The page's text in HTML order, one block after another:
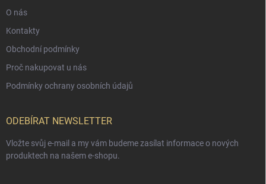
O nás
Kontakty
Obchodní podmínky
Proč nakupovat u nás
Podmínky ochrany osobních údajů
ODEBÍRAT NEWSLETTER
Vložte svůj e-mail a my vám budeme zasílat informace o nových
produktech na našem e-shopu.